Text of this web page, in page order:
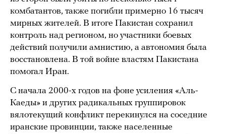
комбатантов, также погибли примерно 16 тысяч
мирных жителей. В итоге Пакистан сохранил
контроль над регионом, но участники боевых
действий получили амнистию, а автономия была
восстановлена. В той войне властям Пакистана
помогал Иран.
С начала 2000-х годов на фоне усиления «Аль-
Каеды» и других радикальных группировок
вялотекущий конфликт перекинулся на соседние
иранские провинции, также населенные